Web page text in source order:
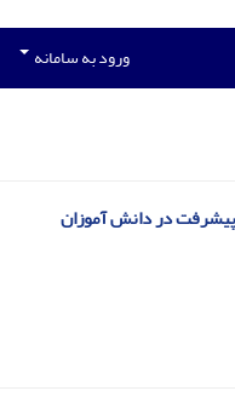
ورود به سامانه
در دانش آموزان